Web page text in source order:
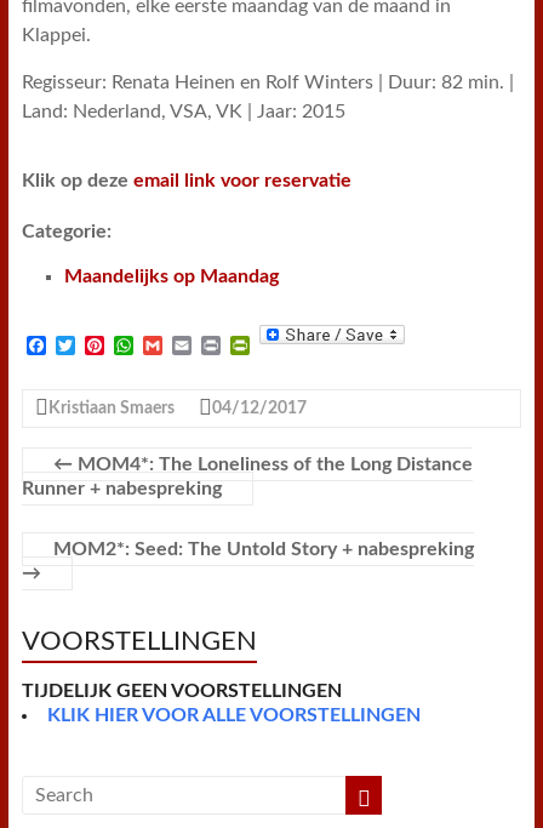
filmavonden, elke eerste maandag van de maand in
Klappei.
Regisseur: Renata Heinen en Rolf Winters | Duur: 82 min. |
Land: Nederland, VSA, VK | Jaar: 2015
Klik op deze email link voor reservatie
Categorie:
Maandelijks op Maandag
e
o
k
t
r
t
e
s
t
W
t
p
p
G
i
n
P
n
r
d
l
Kristiaan Smaers 04/12/2017
← MOM4*: The Loneliness of the Long Distance
Runner + nabespreking
MOM2*: Seed: The Untold Story + nabespreking
→
VOORSTELLINGEN
TIJDELIJK GEEN VOORSTELLINGEN
KLIK HIER VOOR ALLE VOORSTELLINGEN